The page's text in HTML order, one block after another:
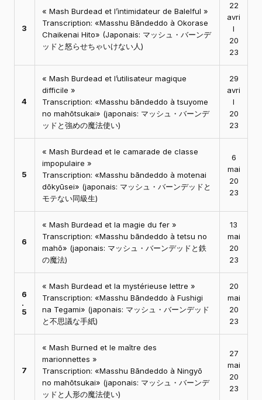
3
« Mash Burdead et l’intimidateur de Balelful »
Transcription: «Masshu Bāndeddo à Okorase
Chaikenai Hito» (Japonais: マッシュ・バーンデ
ッドと怒らせちゃいけない人)
22
avri
l
20
23
4
« Mash Burdead et l’utilisateur magique
difficile »
Transcription: «Masshu bāndeddo à tsuyome
no mahōtsukai» (japonais: マッシュ・バーンデ
ッドと強めの魔法使い)
29
avri
l
20
23
5
« Mash Burdead et le camarade de classe
impopulaire »
Transcription: «Masshu bāndeddo à motenai
dōkyūsei» (japonais: マッシュ・バーンデッドと
モテない同級生)
6
mai
20
23
6
« Mash Burdead et la magie du fer »
Transcription: «Masshu bāndeddo à tetsu no
mahō» (japonais: マッシュ・バーンデッドと鉄
の魔法)
13
mai
20
23
6
.
5
« Mash Burdead et la mystérieuse lettre »
Transcription: «Masshu Bāndeddo à Fushigi
na Tegami» (japonais: マッシュ・バーンデッド
と不思議な手紙)
20
mai
20
23
7
« Mash Burned et le maître des
marionnettes »
Transcription: «Masshu Bāndeddo à Ningyō
no mahōtsukai» (japonais: マッシュ・バーンデ
ッドと人形の魔法使い)
27
mai
20
23